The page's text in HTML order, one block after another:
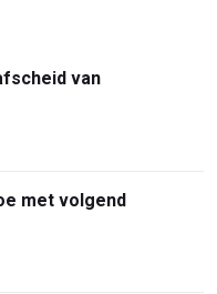
van
met volgend